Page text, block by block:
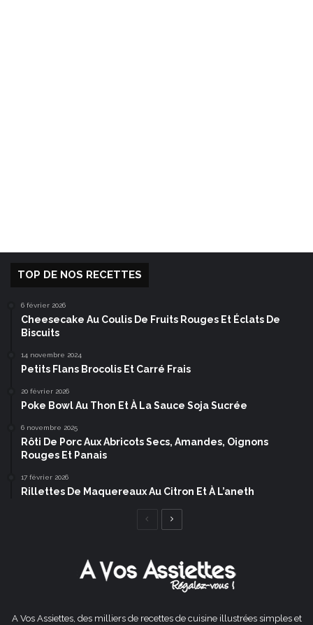
TOP DE NOS RECETTES
6 février 2026
Cheesecake Au Coulis De Fruits Rouges Et Éclats De
Biscuits
14 novembre 2024
Petits Flans Brocolis Et Carré Frais
20 février 2026
Poke Bowl Au Thon Et À La Sauce Soja Sucrée
6 novembre 2025
Rôti De Porc Aux Abricots Secs, Amandes, Oignons
Rouges Et Panais
17 février 2026
Rillettes De Maquereaux Au Citron Et À L’aneth
Page
A Vos Assiettes, des milliers de recettes de cuisine illustrées simples et